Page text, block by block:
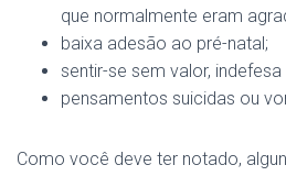
que normalmente eram
baixa adesão ao pré-natal;
sentir-se sem valor,
pensamentos suicidas ou
Como você deve ter notado,